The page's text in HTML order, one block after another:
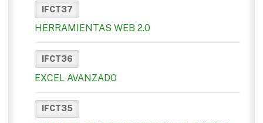
IFCT37
HERRAMIENTAS WEB 2.0
IFCT36
EXCEL AVANZADO
IFCT35